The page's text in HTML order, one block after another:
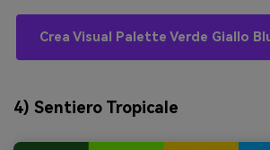
Crea Visual Palette Verde Giallo
4) Sentiero Tropicale